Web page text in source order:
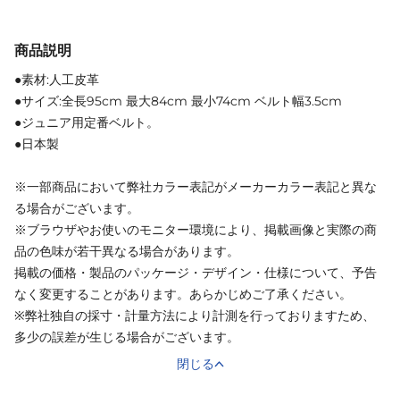
商品説明
●素材:人工皮革
●サイズ:全長95cm 最大84cm 最小74cm ベルト幅3.5cm
●ジュニア用定番ベルト。
●日本製
※一部商品において弊社カラー表記がメーカーカラー表記と異な
る場合がございます。
※ブラウザやお使いのモニター環境により、掲載画像と実際の商
品の色味が若干異なる場合があります。
掲載の価格・製品のパッケージ・デザイン・仕様について、予告
なく変更することがあります。あらかじめご了承ください。
※弊社独自の採寸・計量方法により計測を行っておりますため、
多少の誤差が生じる場合がございます。
閉じる